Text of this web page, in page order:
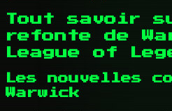
Tout savoir
refonte de
League of
Les nouvelles
Warwick